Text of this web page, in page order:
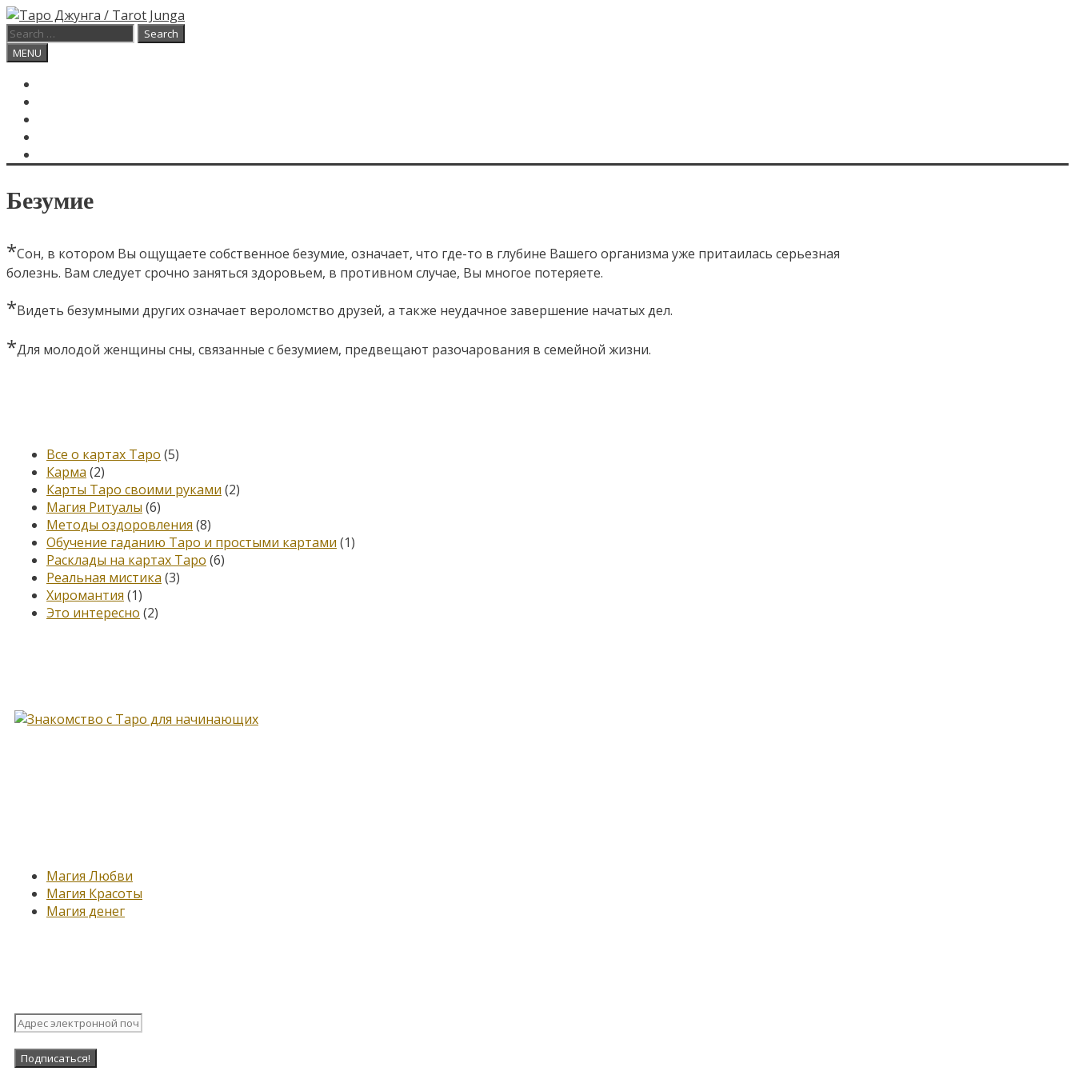
Skip
to
content
Search
for:
Search
MENU
Безумие
*Сон, в котором Вы ощущаете собственное безумие, означает, что где-то в глубине Вашего организма уже притаилась серьезная
болезнь. Вам следует срочно заняться здоровьем, в противном случае, Вы многое потеряете.
*Видеть безумными других означает вероломство друзей, а также неудачное завершение начатых дел.
*Для молодой женщины сны, связанные с безумием, предвещают разочарования в семейной жизни.
Все о картах Таро (5)
Карма (2)
Карты Таро своими руками (2)
Магия Ритуалы (6)
Методы оздоровления (8)
Обучение гаданию Таро и простыми картами (1)
Расклады на картах Таро (6)
Реальная мистика (3)
Хиромантия (1)
Это интересно (2)
Магия Любви
Магия Красоты
Магия денег